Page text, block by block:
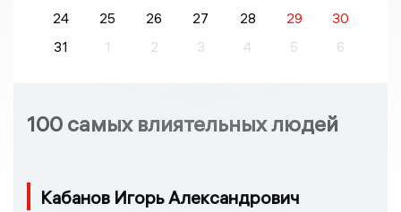
24
25 26 27 28 29
30
31
1 2 3 4 5 6
100 самых влиятельных людей
Кабанов Игорь Александрович